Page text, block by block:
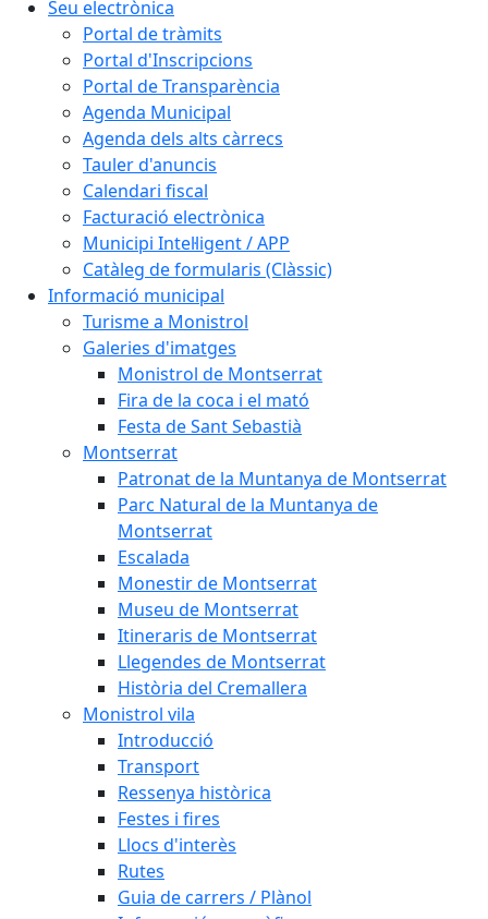
Seu electrònica
Portal de tràmits
Portal d'Inscripcions
Portal de Transparència
Agenda Municipal
Agenda dels alts càrrecs
Tauler d'anuncis
Calendari fiscal
Facturació electrònica
Municipi Intel·ligent / APP
Catàleg de formularis (Clàssic)
Informació municipal
Turisme a Monistrol
Galeries d'imatges
Monistrol de Montserrat
Fira de la coca i el mató
Festa de Sant Sebastià
Montserrat
Patronat de la Muntanya de Montserrat
Parc Natural de la Muntanya de
Montserrat
Escalada
Monestir de Montserrat
Museu de Montserrat
Itineraris de Montserrat
Llegendes de Montserrat
Història del Cremallera
Monistrol vila
Introducció
Transport
Ressenya històrica
Festes i fires
Llocs d'interès
Rutes
Guia de carrers / Plànol